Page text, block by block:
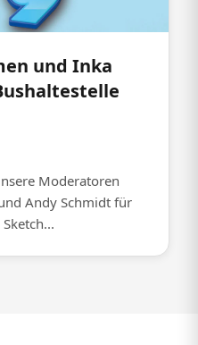
und Inka
Moderatoren
Andy Schmidt für